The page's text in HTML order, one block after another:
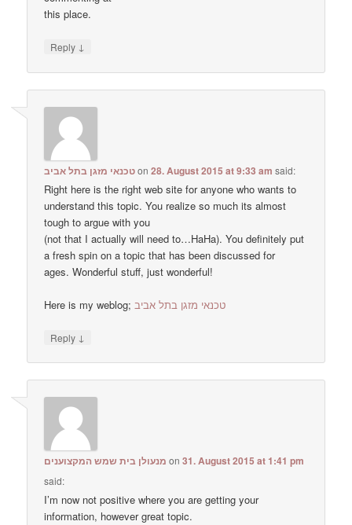
this place.
Reply ↓
טכנאי מזגן בתל אביבon28. August 2015 at 9:33 am said:
Right here is the right web site for anyone who wants to
understand this topic. You realize so much its almost
tough to argue with you
(not that I actually will need to…HaHa). You definitely put
a fresh spin on a topic that has been discussed for
ages. Wonderful stuff, just wonderful!
Here is my weblog;טכנאי מזגן בתל אביב
Reply ↓
מנעולן בית שמש המקצוענים on31. August 2015 at 1:41 pm
said:
I’m now not positive where you are getting your
information, however great topic.